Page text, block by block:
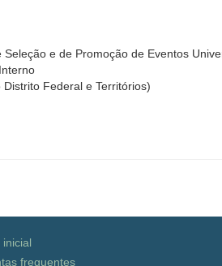
e de Promoção de Eventos
Federal e Territórios)
inicial
frequentes